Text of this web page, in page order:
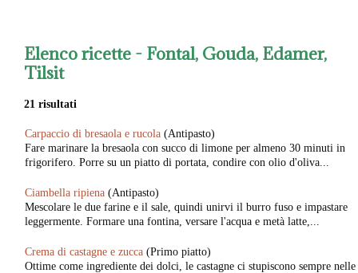
Elenco ricette - Fontal, Gouda, Edamer,
Tilsit
21 risultati
Carpaccio di bresaola e rucola (Antipasto)
Fare marinare la bresaola con succo di limone per almeno 30 minuti in
frigorifero. Porre su un piatto di portata, condire con olio d'oliva...
Ciambella ripiena (Antipasto)
Mescolare le due farine e il sale, quindi unirvi il burro fuso e impastare
leggermente. Formare una fontina, versare l'acqua e metà latte,...
Crema di castagne e zucca (Primo piatto)
Ottime come ingrediente dei dolci, le castagne ci stupiscono sempre nelle